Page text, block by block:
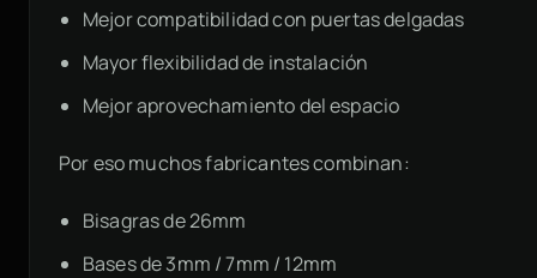
Mejor compatibilidad con puertas delgadas
Mayor flexibilidad de instalación
Mejor aprovechamiento del espacio
Por eso muchos fabricantes combinan:
Bisagras de 26mm
Bases de 3mm / 7mm / 12mm